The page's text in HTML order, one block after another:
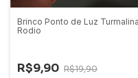
Brinco Ponto de Luz Turmalina
Rodio
R$9,90 R$19,90